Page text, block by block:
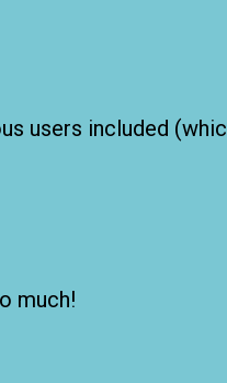
users included
much!